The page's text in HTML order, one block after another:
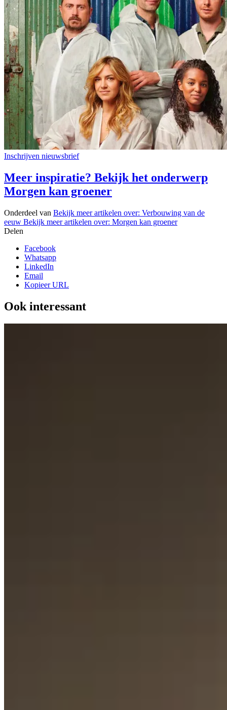
Inschrijven nieuwsbrief
Meer inspiratie? Bekijk het onderwerp
Morgen kan groener
Onderdeel van Bekijk meer artikelen over: Verbouwing van de
eeuw Bekijk meer artikelen over: Morgen kan groener
Delen
Facebook
Whatsapp
LinkedIn
Email
Kopieer URL
Ook interessant